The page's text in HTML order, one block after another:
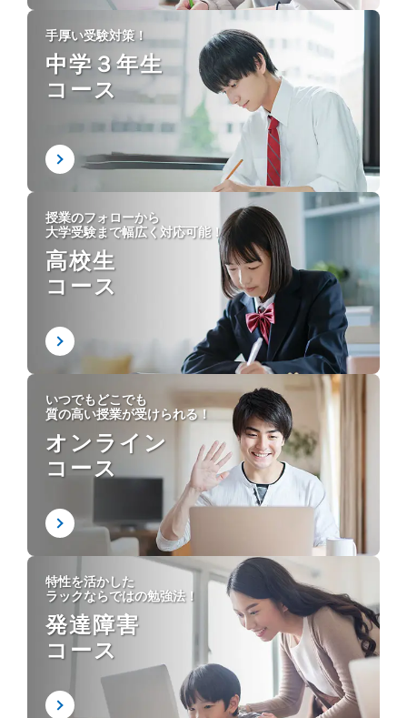
手厚い受験対策！
中学３年生
コース
授業のフォローから
大学受験まで幅広く対応可能！
高校生
コース
いつでもどこでも
質の高い授業が受けられる！
オンライン
コース
特性を活かした
ラックならではの勉強法！
発達障害
コース